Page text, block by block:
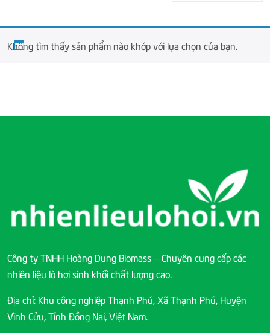
Không tìm thấy sản phẩm nào khớp với lựa chọn của bạn.
Công ty TNHH Hoàng Dung Biomass – Chuyên cung cấp các
nhiên liệu lò hơi sinh khối chất lượng cao.
Địa chỉ: Khu công nghiệp Thạnh Phú, Xã Thạnh Phú, Huyện
Vĩnh Cửu, Tỉnh Đồng Nai, Việt Nam.